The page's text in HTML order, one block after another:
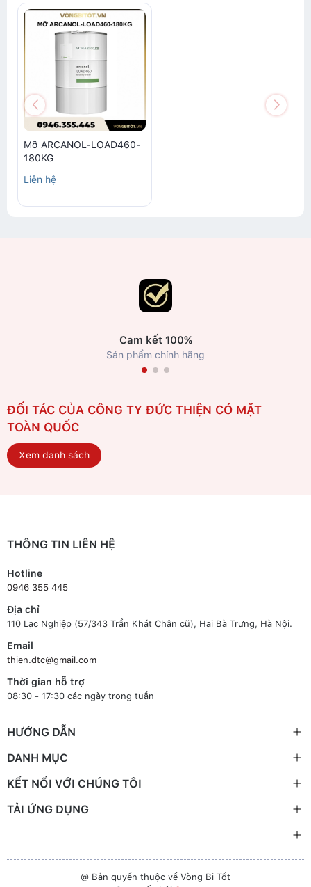
Mỡ ARCANOL-LOAD460-
180KG
Liên hệ
Cam kết 100%
Sản phẩm chính hãng
ĐỐI TÁC CỦA CÔNG TY ĐỨC THIỆN CÓ MẶT
TOÀN QUỐC
Xem danh sách
THÔNG TIN LIÊN HỆ
Hotline
0946 355 445
Địa chỉ
110 Lạc Nghiệp (57/343 Trần Khát Chân cũ), Hai Bà Trưng, Hà Nội.
Email
thien.dtc@gmail.com
Thời gian hỗ trợ
08:30 - 17:30 các ngày trong tuần
HƯỚNG DẪN
DANH MỤC
KẾT NỐI VỚI CHÚNG TÔI
TẢI ỨNG DỤNG
@ Bản quyền thuộc về Vòng Bi Tốt